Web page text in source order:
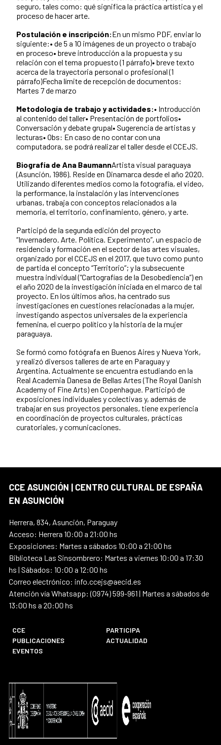
seguro, tales como: qué significa la práctica artística y el
proceso de hacer arte.
Postulación e inscripción:En un mismo PDF, enviar lo
siguiente:• de 5 a 10 imágenes de un proyecto o trabajo
en proceso• breve introducción a la propuesta y su
relación con el tema propuesto (1 párrafo)• breve texto
acerca de la trayectoria personal o profesional (1
párrafo)Fecha límite de recepción de documentos:
Martes 7 de marzo
Metodología de trabajo y actividades:• Introducción
al contenido del taller• Presentación de portfolios•
Conversación y debate grupal• Sugerencia de artistas y
lecturas• Obs: En caso de no contar con una
computadora, se podrá realizar el taller desde el CCEJS.
Biografía de Ana BaumannArtista visual paraguaya
(Asunción, 1986). Reside en Dinamarca desde el año 2020.
Utilizando diferentes medios como la fotografía, el video,
la performance, la instalación y las intervenciones
urbanas, trabaja con conceptos relacionados a la
memoria, el territorio, confinamiento, género, y arte.
Participó de la segunda edición del proyecto
“Invernadero. Arte. Política. Experimento”, un espacio de
residencia y formación en el sector de las artes visuales,
organizado por el CCEJS en el 2017, que tuvo como punto
de partida el concepto “Territorio”; y la subsecuente
muestra individual (“Cartografías de la Desobediencia”) en
el año 2020 de la investigación iniciada en el marco de tal
proyecto. En los últimos años, ha centrado sus
investigaciones en cuestiones relacionadas a la mujer,
investigando aspectos universales de la experiencia
femenina, el cuerpo político y la historia de la mujer
paraguaya.
Se formó como fotógrafa en Buenos Aires y Nueva York,
y realizó diversos talleres de arte en Paraguay y
Argentina. Actualmente se encuentra estudiando en la
Real Academia Danesa de Bellas Artes (The Royal Danish
Academy of Fine Arts) en Copenhague. Participó de
exposiciones individuales y colectivas y, además de
trabajar en sus proyectos personales, tiene experiencia
en coordinación de proyectos culturales, prácticas
curatoriales, y comunicaciones.
CCE ASUNCIÓN | CENTRO CULTURAL DE ESPAÑA
EN ASUNCIÓN
Herrera, 834, Asunción, Paraguay
Acceso: Herrera 10:00 a 21:00 hs
Exposiciones: Martes a sábados 10:00 a 21:00 hs
Biblioteca Las Sinsombrero: Martes a viernes 10:00 a 17:30
hs | Sábados: 10:00 a 12:00 hs
Correo electrónico: info.ccejs@aecid.es
Atención vía Whatsapp: (0974) 599-961 | Martes a sábados de
13:00 hs a 20:00 hs
CCE
PARTICIPA
PUBLICACIONES
ACTUALIDAD
EVENTOS